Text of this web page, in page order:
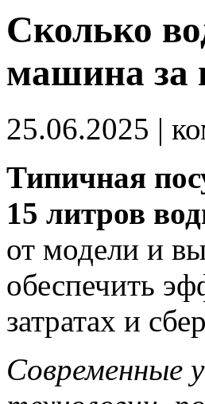
Сколько
машина за
25.06.2025 |
Типичная
15 литров
от модели и
обеспечить
затратах и
Современные